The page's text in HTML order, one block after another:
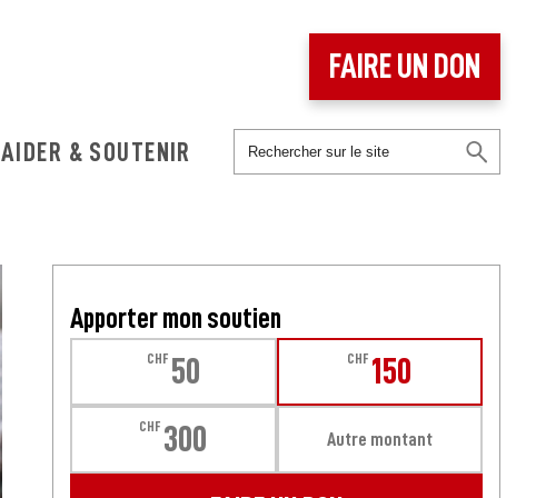
AIDER & SOUTENIR
FAIRE UN DON
Apporter mon soutien
CHF 50 CHF 150
CHF 300 Autre montant